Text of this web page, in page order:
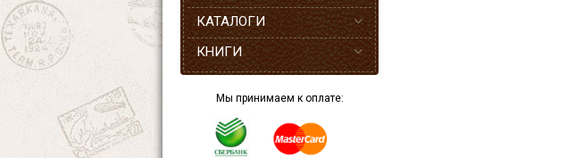
КАТАЛОГИ
КНИГИ
Мы принимаем к оплате: